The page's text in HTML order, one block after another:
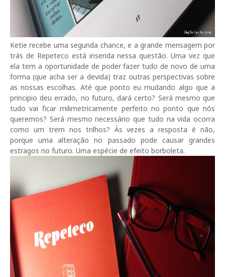
Ketie recebe uma segunda chance, e a grande mensagem por
trás de Repeteco está inserida nessa questão. Uma vez que
ela tem a oportunidade de poder fazer tudo de novo de uma
forma (que acha ser a devida) traz outras perspectivas sobre
as nossas escolhas. Até que ponto eu mudando algo que a
principio deu errado, no futuro, dará certo? Será mesmo que
tudo vai ficar milimetricamente perfeito no ponto que nós
queremos? Será mesmo necessário que tudo na vida ocorra
como um trem nos trilhos? Às vezes a resposta é não,
porque uma alteração no passado pode causar grandes
estragos no futuro. Uma espécie de efeito borboleta.